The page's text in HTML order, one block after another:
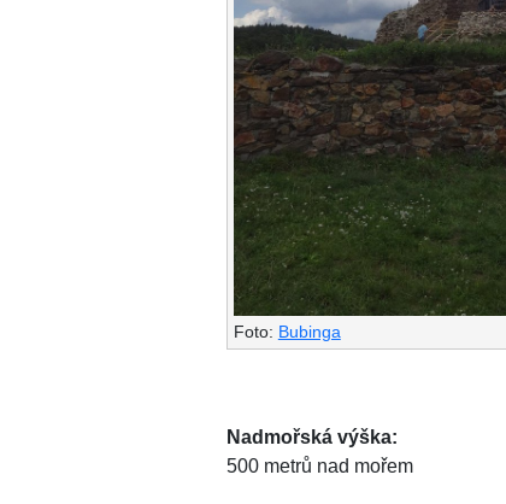
Foto: Bubinga
Nadmořská výška:
500 metrů nad mořem